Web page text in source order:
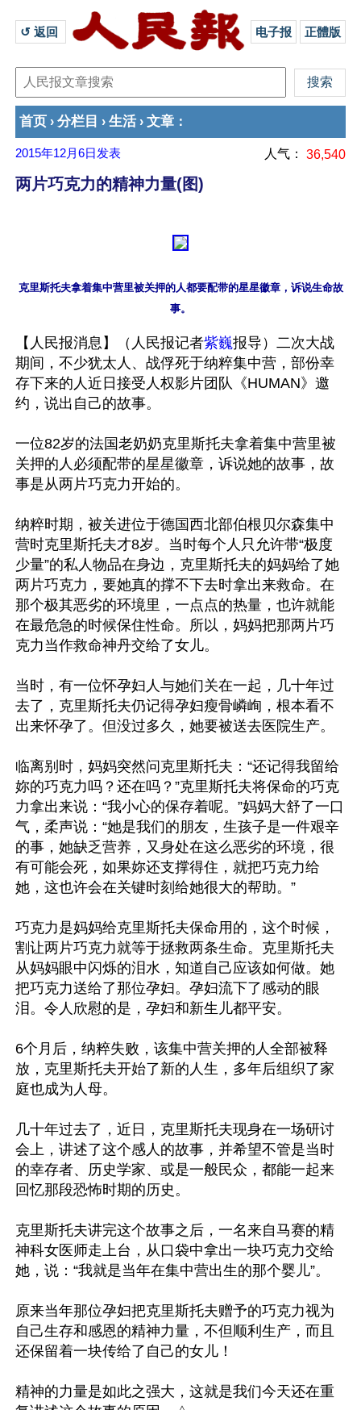
↺ 返回 电子报 正體版
首页 › 分栏目 › 生活 › 文章 ：
2015年12月6日 发表 人气： 36,540
两片巧克力的精神力量(图)
克里斯托夫拿着集中营里被关押的人都要配带的星星徽章，诉说生命故
【人民报消息】（人民报记者紫巍报导）二次大战
期间，不少犹太人、战俘死于纳粹集中营，部份幸
存下来的人近日接受人权影片团队《HUMAN》邀
约，说出自己的故事。
一位82岁的法国老奶奶克里斯托夫拿着集中营里被
关押的人必须配带的星星徽章，诉说她的故事，故
事是从两片巧克力开始的。
纳粹时期，被关进位于德国西北部伯根贝尔森集中
营时克里斯托夫才8岁。当时每个人只允许带“极度
少量”的私人物品在身边，克里斯托夫的妈妈给了她
两片巧克力，要她真的撑不下去时拿出来救命。在
那个极其恶劣的环境里，一点点的热量，也许就能
在最危急的时候保住性命。所以，妈妈把那两片巧
克力当作救命神丹交给了女儿。
当时，有一位怀孕妇人与她们关在一起，几十年过
去了，克里斯托夫仍记得孕妇瘦骨嶙峋，根本看不
出来怀孕了。但没过多久，她要被送去医院生产。
临离别时，妈妈突然问克里斯托夫：“还记得我留给
妳的巧克力吗？还在吗？”克里斯托夫将保命的巧克
力拿出来说：“我小心的保存着呢。”妈妈大舒了一口
气，柔声说：“她是我们的朋友，生孩子是一件艰辛
的事，她缺乏营养，又身处在这么恶劣的环境，很
有可能会死，如果妳还支撑得住，就把巧克力给
她，这也许会在关键时刻给她很大的帮助。”
巧克力是妈妈给克里斯托夫保命用的，这个时候，
割让两片巧克力就等于拯救两条生命。克里斯托夫
从妈妈眼中闪烁的泪水，知道自己应该如何做。她
把巧克力送给了那位孕妇。孕妇流下了感动的眼
泪。令人欣慰的是，孕妇和新生儿都平安。
6个月后，纳粹失败，该集中营关押的人全部被释
放，克里斯托夫开始了新的人生，多年后组织了家
庭也成为人母。
几十年过去了，近日，克里斯托夫现身在一场研讨
会上，讲述了这个感人的故事，并希望不管是当时
的幸存者、历史学家、或是一般民众，都能一起来
回忆那段恐怖时期的历史。
克里斯托夫讲完这个故事之后，一名来自马赛的精
神科女医师走上台，从口袋中拿出一块巧克力交给
她，说：“我就是当年在集中营出生的那个婴儿”。
原来当年那位孕妇把克里斯托夫赠予的巧克力视为
自己生存和感恩的精神力量，不但顺利生产，而且
还保留着一块传给了自己的女儿！
精神的力量是如此之强大，这就是我们今天还在重